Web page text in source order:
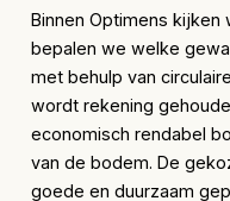
Binnen Optimens kijken
bepalen we welke
met behulp van
wordt rekening
economisch rendabel
van de bodem. De
goede en duurzaam